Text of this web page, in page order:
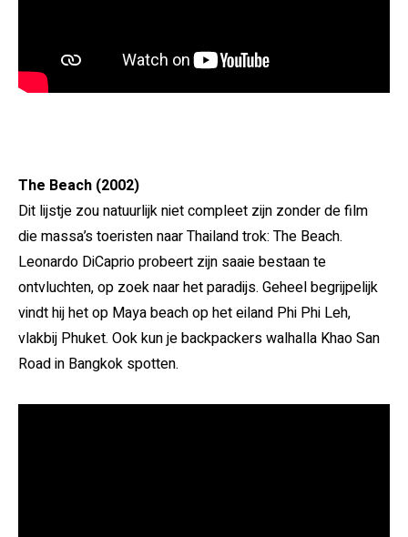
The Beach (2002)
Dit lijstje zou natuurlijk niet compleet zijn zonder de film
die massa’s toeristen naar Thailand trok: The Beach.
Leonardo DiCaprio probeert zijn saaie bestaan te
ontvluchten, op zoek naar het paradijs. Geheel begrijpelijk
vindt hij het op Maya beach op het eiland Phi Phi Leh,
vlakbij Phuket. Ook kun je backpackers walhalla Khao San
Road in Bangkok spotten.